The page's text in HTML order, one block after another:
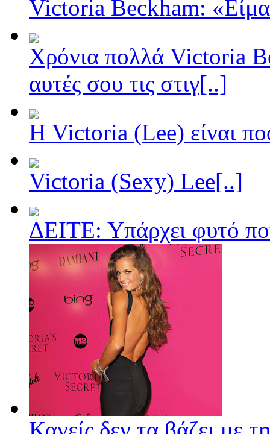
Victoria Beckham:
Χρόνια πολλά Victoria
αυτές σου τις στιγ[..]
Η Victoria (Lee) είναι
Victoria (Sexy) Lee[..]
ΔΕΙΤΕ: Υπάρχει φυτό